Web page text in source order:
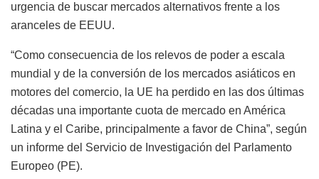
urgencia de buscar mercados alternativos frente a los
aranceles de EEUU.
“Como consecuencia de los relevos de poder a escala
mundial y de la conversión de los mercados asiáticos en
motores del comercio, la UE ha perdido en las dos últimas
décadas una importante cuota de mercado en América
Latina y el Caribe, principalmente a favor de China”, según
un informe del Servicio de Investigación del Parlamento
Europeo (PE).